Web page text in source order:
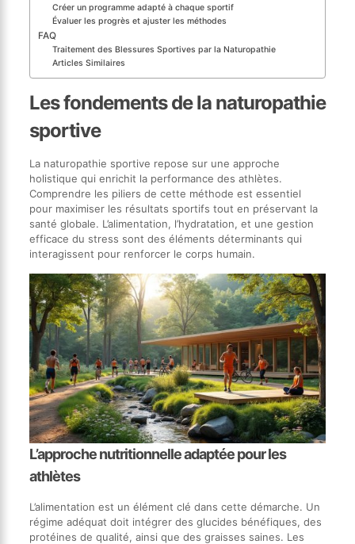
Créer un programme adapté à chaque sportif
Évaluer les progrès et ajuster les méthodes
FAQ
Traitement des Blessures Sportives par la Naturopathie
Articles Similaires
Les fondements de la naturopathie
sportive
La naturopathie sportive repose sur une approche
holistique qui enrichit la performance des athlètes.
Comprendre les piliers de cette méthode est essentiel
pour maximiser les résultats sportifs tout en préservant la
santé globale. L’alimentation, l’hydratation, et une gestion
efficace du stress sont des éléments déterminants qui
interagissent pour renforcer le corps humain.
L’approche nutritionnelle adaptée pour les
athlètes
L’alimentation est un élément clé dans cette démarche. Un
régime adéquat doit intégrer des glucides bénéfiques, des
protéines de qualité, ainsi que des graisses saines. Les